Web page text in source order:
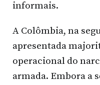
informais.
A Colômbia, na
apresentada
operacional do
armada. Embora a